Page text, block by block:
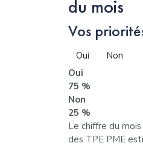
du mois
Vos
Oui
Non
Oui
75 %
Non
25 %
Le chiffre du mois
des TPE PME